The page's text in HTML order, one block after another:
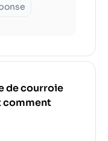
de courroie
comment